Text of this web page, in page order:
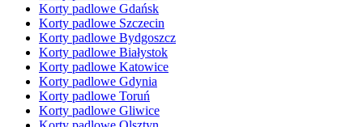
Korty padlowe Gdańsk
Korty padlowe Szczecin
Korty padlowe Bydgoszcz
Korty padlowe Białystok
Korty padlowe Katowice
Korty padlowe Gdynia
Korty padlowe Toruń
Korty padlowe Gliwice